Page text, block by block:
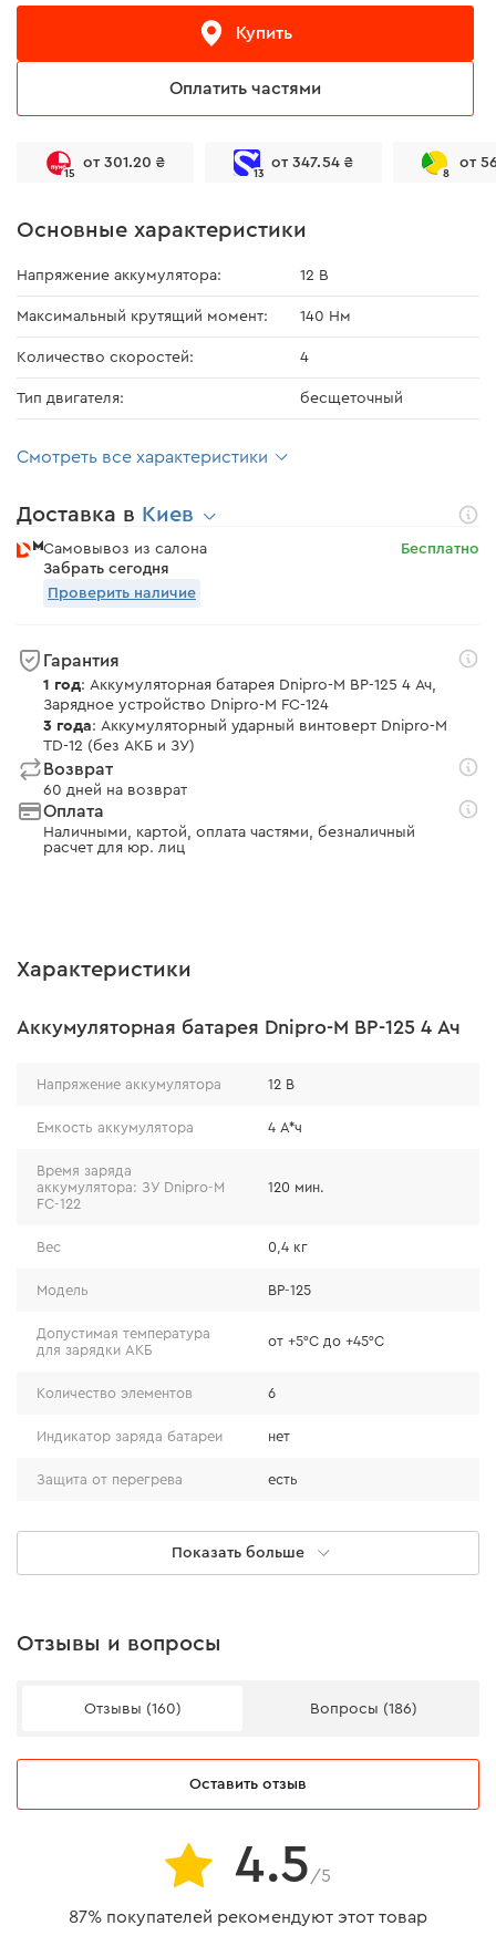
Купить
Оплатить частями
15
от 301.20 ₴
13
от 347.54 ₴
8
от
Основные характеристики
Напряжение аккумулятора: 12 В
Максимальный крутящий момент: 140 Нм
Количество скоростей: 4
Тип двигателя: бесщеточный
Смотреть все характеристики
Доставка в Киев
Самовывоз из салона
Забрать сегодня
Бесплатно
Проверить наличие
Гарантия
1 год: Аккумуляторная батарея Dnipro-M BP-125 4 Ач,
Зарядное устройство Dnipro-M FC-124
3 года: Аккумуляторный ударный винтоверт Dnipro-M
TD-12 (без АКБ и ЗУ)
Возврат
60 дней на возврат
Оплата
Наличными, картой, оплата частями, безналичный
расчет для юр. лиц
Характеристики
Аккумуляторная батарея Dnipro-M BP-125 4 Ач
Напряжение аккумулятора 12 В
Емкость аккумулятора 4 А*ч
Время заряда
аккумулятора: ЗУ Dnipro-M
FC-122
120 мин.
Вес 0,4 кг
Модель BP-125
Допустимая температура
для зарядки АКБ
от +5°С до +45°С
Количество элементов 6
Индикатор заряда батареи нет
Защита от перегрева есть
нет
TD-12 (без АКБ и ЗУ)
Количество скоростей 4
Тип двигателя бесщеточный
Показать больше
Отзывы и вопросы
Отзывы (160) Вопросы (186)
Оставить отзыв
4.5 /5
87% покупателей рекомендуют этот товар